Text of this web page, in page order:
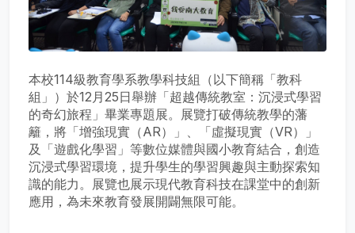
本校114級教育學系教學科技組（以下簡稱「教科
組」）於12月25日舉辦「超越傳統教室：沉浸式學習
的奇幻旅程」畢業專題展。展覽打破傳統教學的藩
籬，將「增強現實（AR）」、「虛擬現實（VR）」
及「遊戲化學習」等數位媒體與國小教育結合，創造
沉浸式學習環境，提升學生的學習興趣與主動探索知
識的能力。展覽也展示現代教育科技在課堂中的創新
應用，為未來教育發展開闢無限可能。